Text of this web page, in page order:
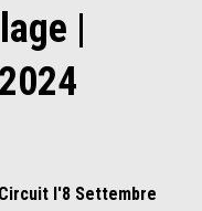
|
l'8 Settembre